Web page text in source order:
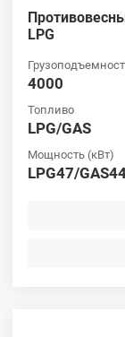
LPG
4000
Топливо
LPG/GAS
Мощность (кВт)
LPG47/